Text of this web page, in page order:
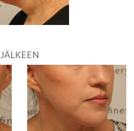
JÄLKEEN